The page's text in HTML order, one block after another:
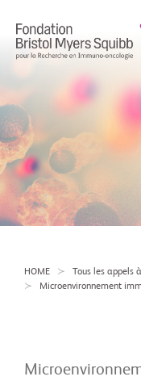
HOME
Tous les appels
Microenvironnement